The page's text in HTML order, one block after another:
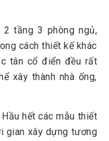
2 tầng 3 phòng ngủ,
cách thiết kế khác
tân cổ điển đều rất
xây thành nhà ống,
Hầu hết các mẫu thiết
gian xây dựng tương